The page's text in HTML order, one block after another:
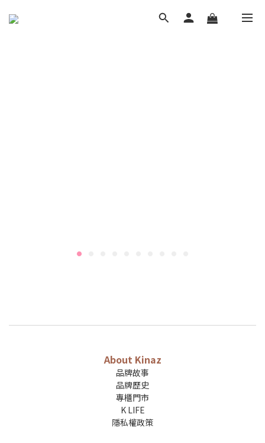
About Kinaz
品牌故事
品牌歷史
專櫃門市
K LIFE
隱私權政策